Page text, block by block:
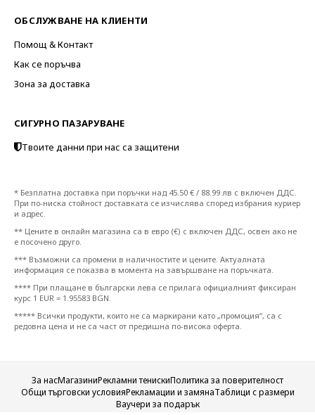
ОБСЛУЖВАНЕ НА КЛИЕНТИ
Помощ & Контакт
Как се поръчва
Зона за доставка
СИГУРНО ПАЗАРУВАНЕ
Твоите данни при нас са защитени
* Безплатна доставка при поръчки над 45.50 € / 88.99 лв с включен ДДС.
При по-ниска стойност доставката се изчислява според избрания куриер
и адрес.
** Цените в онлайн магазина са в евро (€) с включен ДДС, освен ако не
е посочено друго.
*** Възможни са промени в наличностите и цените. Актуалната
информация се показва в момента на завършване на поръчката.
**** При плащане в български лева се прилага официалният фиксиран
курс 1 EUR = 1.95583 BGN.
***** Всички продукти, които не са маркирани като „промоция“, са с
редовна цена и не са част от предишна по-висока оферта.
За насМагазиниРекламни тенискиПолитика за поверителност
Общи търговски условияРекламации и замянаТаблици с размери
Ваучери за подарък